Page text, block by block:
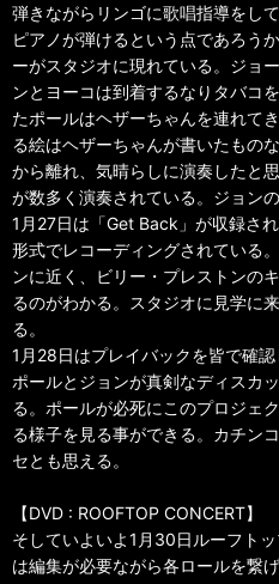
弾きながらリンゴに歌唱指導をし
ピアノが弾けるという点であろう
ーがスタジオに現れている。ジョ
ンとヨーコは到着するなりタバコ
たポールはヘザーちゃんを連れて
る絵はヘザーちゃんが書いたもの
から離れ、気晴らしに演奏したと
が数多く演奏されている。ジョン
1月27日は「Get Back」が収録さ
形式でレコーディングされている
ンに近く、ビリー・プレストンの
るのがわかる。スタジオに見学に
る。
1月28日はプレイバックを皆で確
ポールとジョンが真剣なディスカ
る。ポールが必死にこのプロジェ
る様子を見る事ができる。カチン
セとも思える。
【DVD : ROOFTOP CONCERT】
そしていよいよ1月30日ルーフト
は編集が必要ながら各ロールを繋